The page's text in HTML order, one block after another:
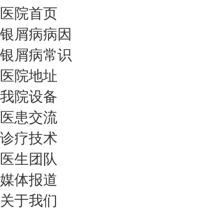
医院首页
银屑病病因
银屑病常识
医院地址
我院设备
医患交流
诊疗技术
医生团队
媒体报道
关于我们